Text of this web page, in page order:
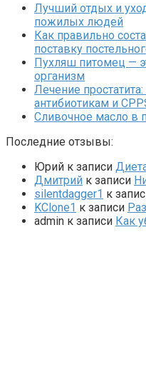
Лучший отдых и
пожилых людей
Как правильно
поставку
Пухляш питомец —
организм
Лечение
антибиотикам и
Сливочное масло в
Последние отзывы:
Юрий к записи
Дмитрий к записи
silentdagger1 к
KClone1 к записи
admin к записи Как